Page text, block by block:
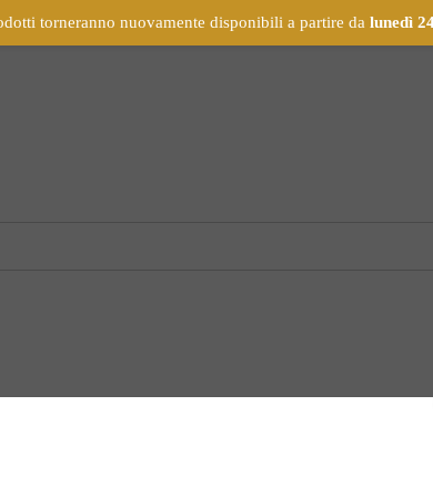
torneranno nuovamente disponibili a partire da lunedì